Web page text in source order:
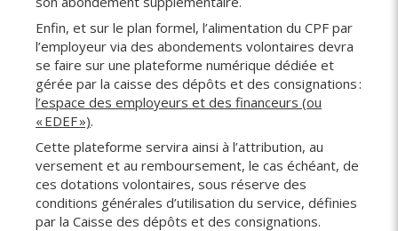
Enfin, et sur le plan formel, l’alimentation du CPF par
l’employeur via des abondements volontaires devra
se faire sur une plateforme numérique dédiée et
gérée par la caisse des dépôts et des consignations :
l’espace des employeurs et des financeurs (ou
« EDEF »).
Cette plateforme servira ainsi à l’attribution, au
versement et au remboursement, le cas échéant, de
ces dotations volontaires, sous réserve des
conditions générales d’utilisation du service, définies
par la Caisse des dépôts et des consignations.